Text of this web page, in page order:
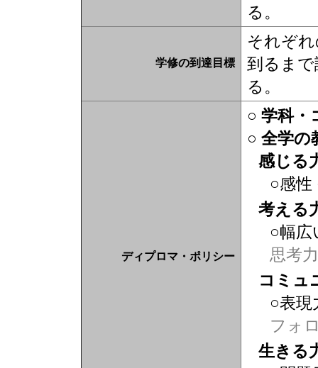
る。
学修の到達目標
それぞ
到るま
る。
ディプロマ・ポリシー
○ 学科・
○ 全学の
感じる
○感性
考える
○幅広
思考力
コミュ
○表現
フォ
生きる